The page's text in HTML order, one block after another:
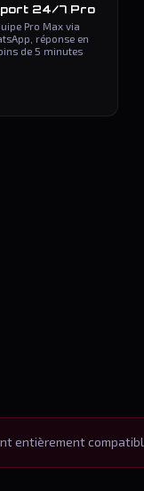
24/7 Pro
Pro Max via
réponse en
de 5 minutes
entièrement